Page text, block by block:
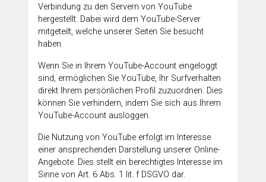
Verbindung zu den Servern von YouTube
hergestellt. Dabei wird dem YouTube-Server
mitgeteilt, welche unserer Seiten Sie besucht
haben.
Wenn Sie in Ihrem YouTube-Account eingeloggt
sind, ermöglichen Sie YouTube, Ihr Surfverhalten
direkt Ihrem persönlichen Profil zuzuordnen. Dies
können Sie verhindern, indem Sie sich aus Ihrem
YouTube-Account ausloggen.
Die Nutzung von YouTube erfolgt im Interesse
einer ansprechenden Darstellung unserer Online-
Angebote. Dies stellt ein berechtigtes Interesse im
Sinne von Art. 6 Abs. 1 lit. f DSGVO dar.